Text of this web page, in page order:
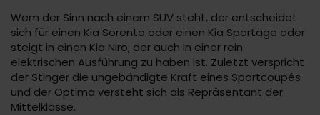
Wem der Sinn nach einem SUV steht, der entscheidet
sich für einen Kia Sorento oder einen Kia Sportage oder
steigt in einen Kia Niro, der auch in einer rein
elektrischen Ausführung zu haben ist. Zuletzt verspricht
der Stinger die ungebändigte Kraft eines Sportcoupés
und der Optima versteht sich als Repräsentant der
Mittelklasse.